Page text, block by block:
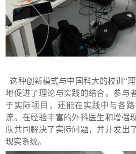
这种创新模式与中 国科大的校训“
地促进了理论与实践的结合。参与
于实际项目，还能在实践中与各
流。在经验丰富的外科医生和增强
队共同解决了实际问题，并开发出
现实系统。